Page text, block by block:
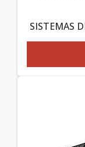
SISTEMAS